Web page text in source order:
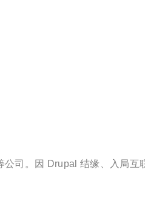
司。因 Drupal 结缘、入局互